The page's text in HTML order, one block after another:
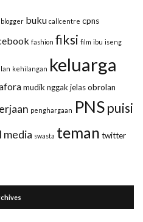
blogger buku callcentre cpns
fashion fiksi film ibu iseng
kehilangan keluarga
mudiknggak jelasobrolan
penghargaan PNSpuisi
media swasta teman twitter